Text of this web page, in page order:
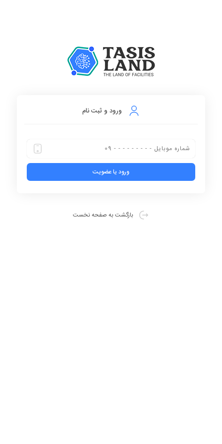
ورود و ثبت نام
بازگشتبه صفحه نخست